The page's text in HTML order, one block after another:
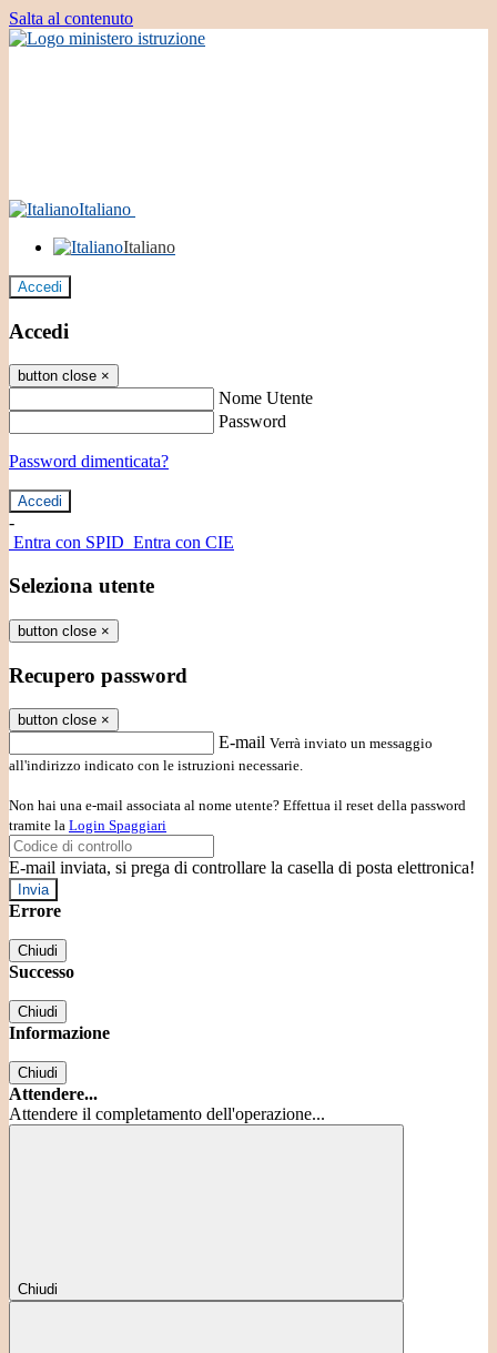
Salta al contenuto
Italiano
Italiano
Accedi
Accedi
button close ×
Nome Utente
Password
Password dimenticata?
-
Entra con SPID Entra con CIE
Seleziona utente
button close ×
Recupero password
button close ×
E-mail Verrà inviato un messaggio
all'indirizzo indicato con le istruzioni necessarie.
Non hai una e-mail associata al nome utente? Effettua il reset della password
tramite la Login Spaggiari
E-mail inviata, si prega di controllare la casella di posta elettronica!
Errore
Chiudi
Successo
Chiudi
Informazione
Chiudi
Attendere...
Attendere il completamento dell'operazione...
Chiudi